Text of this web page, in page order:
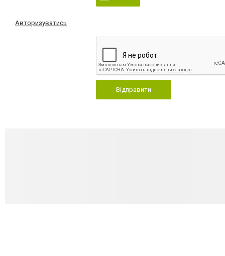
Авторизуватись
Відправити